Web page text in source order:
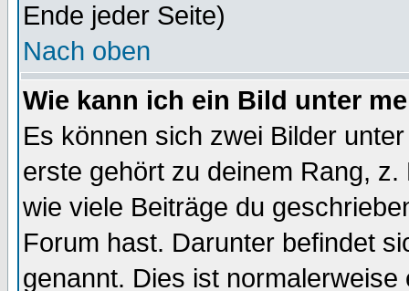
Ende jeder Seite)
Nach oben
Wie kann ich ein Bild unter
Es können sich zwei Bilder
erste gehört zu deinem Rang,
wie viele Beiträge du
Forum hast. Darunter befindet
genannt. Dies ist